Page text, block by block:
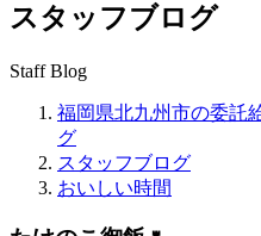
スタッフブログ
Staff Blog
福岡県北九州市の委託
グ
スタッフブログ
おいしい時間